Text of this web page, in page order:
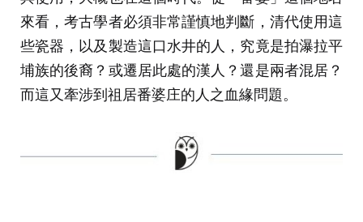
來看，考古學者必須非常謹慎地判斷，清代使用這
些瓷器，以及製造這口水井的人，究竟是拍瀑拉平
埔族的後裔？或遷居此處的漢人？還是兩者混居？
而這又牽涉到祖居番婆庄的人之血緣問題。